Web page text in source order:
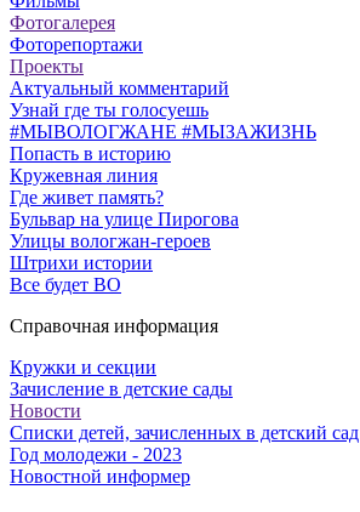
Фотогалерея
Фоторепортажи
Проекты
Актуальный комментарий
Узнай где ты голосуешь
#МЫВОЛОГЖАНЕ #МЫЗАЖИЗНЬ
Попасть в историю
Кружевная линия
Где живет память?
Бульвар на улице Пирогова
Улицы вологжан-героев
Штрихи истории
Все будет ВО
Справочная информация
Кружки и секции
Зачисление в детские сады
Новости
Списки детей, зачисленных в детский сад
Год молодежи - 2023
Новостной информер